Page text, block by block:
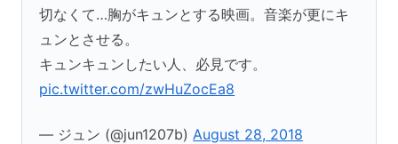
切なくて…胸がキュンとする映画。音楽が更にキ
ュンとさせる。
キュンキュンしたい人、必見です。
pic.twitter.com/zwHuZocEa8
— ジュン (@jun1207b) August 28, 2018